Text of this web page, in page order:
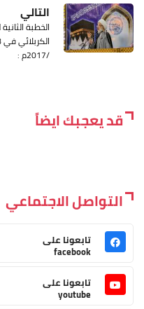
التالي
الخطبة
/2017م :
قد يعجبك ايضاً
التواصل الاجتماعي
تابعونا على
facebook
تابعونا على
youtube